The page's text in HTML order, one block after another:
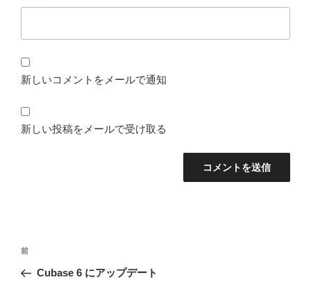
新しいコメントをメールで通知
新しい投稿をメールで受け取る
投
ナ
前
の
前
Cubase 6 にアップデート